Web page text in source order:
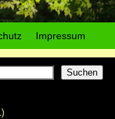
Impressum
Suchen